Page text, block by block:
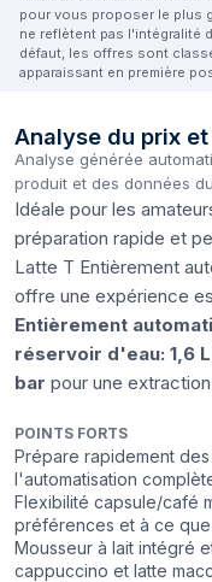
pour vous proposer le plus
ne reflètent pas l'intégralité
défaut, les offres sont
apparaissant en première
Analyse du prix
Analyse générée
produit et des données
Idéale pour les
préparation rapide et
Latte T Entièrement
offre une expérience
Entièrement
réservoir d'eau: 1,6 L
bar pour une
POINTS FORTS
Prépare rapidement
l'automatisation
Flexibilité capsule/café
préférences et à ce
Mousseur à lait intégré
cappuccino et latte